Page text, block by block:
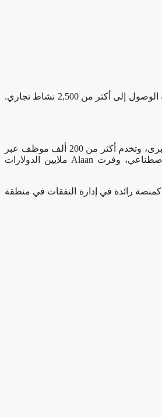
وتعد Meydan Free Zone واحدة من أبرز مراكز الأعمال المستشرفة للمستقبل في دبي. وتوفر تجربة رقمية بالكامل لتأسيس الشركات، ودعمًا شاملاً للامتثال، وإمكانية الوصول إلى أكثر من 2,500 نشاط تجاري.
Alaan هي أكبر وأشمل منصة لإدارة الإنفاق في الشرق الأوسط. حيث تُستخدم بطاقاتها لدى أكثر من 1000 عميل يتنوعون ما بين شركات ناشئة وشركات متوسطة وكبرى، وتخدم أكثر من 200 ألف موظف عبر
مختلف القطاعات، بما في ذلك؛ التكنولوجيا والعقارات والطيران والخدمات اللوجستية وتجارة التجزئة. وبفضل بطاقاتها المؤسسية الخاصة والمدعومة بالذكاء الاصطناعي، وفرت Alaan ملايين الدولارات
دُشنت Alaan عام 2022 في الإمارات العربية المتحدة وتوسّعت إلى المملكة العربية السعودية في أوائل عام 2025 بدعم من Y Combinator. كما أن G2 قد صنّفت Alaan كمنصة رائدة في إدارة النفقات في منطقة